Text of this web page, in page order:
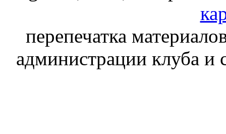
перепечатка
администрации клуба и